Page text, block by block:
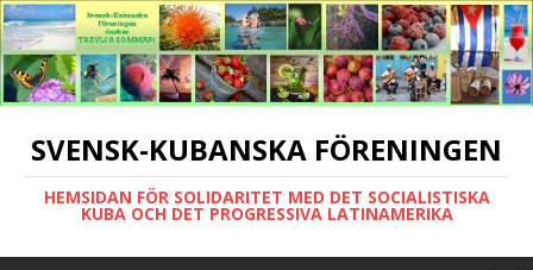
SVENSK-KUBANSKA FÖRENINGEN
HEMSIDAN FÖR SOLIDARITET MED DET SOCIALISTISKA
KUBA OCH DET PROGRESSIVA LATINAMERIKA